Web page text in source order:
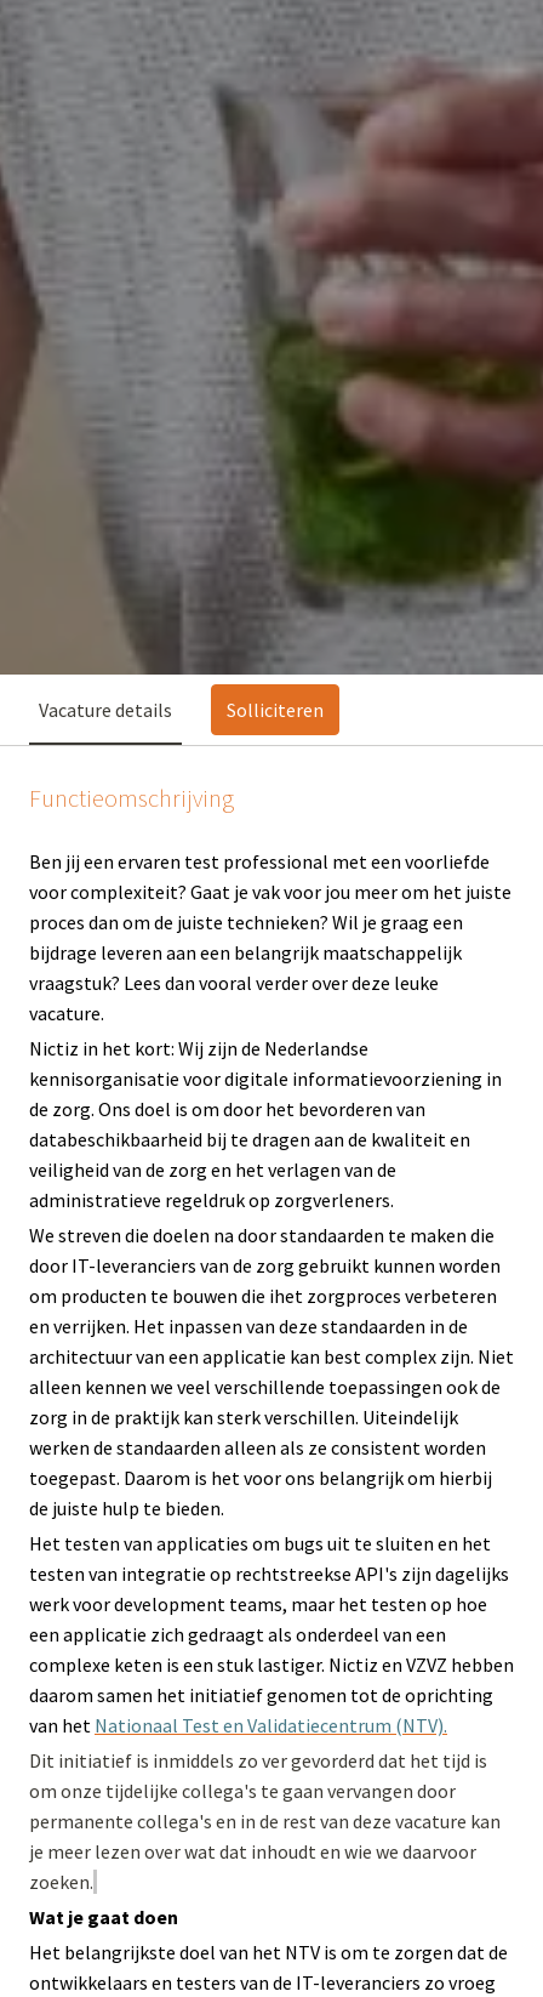
Vacature details Solliciteren
Functieomschrijving
Ben jij een ervaren test professional met een voorliefde
voor complexiteit? Gaat je vak voor jou meer om het juiste
proces dan om de juiste technieken? Wil je graag een
bijdrage leveren aan een belangrijk maatschappelijk
vraagstuk? Lees dan vooral verder over deze leuke
vacature.
Nictiz in het kort: Wij zijn de Nederlandse
kennisorganisatie voor digitale informatievoorziening in
de zorg. Ons doel is om door het bevorderen van
databeschikbaarheid bij te dragen aan de kwaliteit en
veiligheid van de zorg en het verlagen van de
administratieve regeldruk op zorgverleners.
We streven die doelen na door standaarden te maken die
door IT-leveranciers van de zorg gebruikt kunnen worden
om producten te bouwen die ihet zorgproces verbeteren
en verrijken. Het inpassen van deze standaarden in de
architectuur van een applicatie kan best complex zijn. Niet
alleen kennen we veel verschillende toepassingen ook de
zorg in de praktijk kan sterk verschillen. Uiteindelijk
werken de standaarden alleen als ze consistent worden
toegepast. Daarom is het voor ons belangrijk om hierbij
de juiste hulp te bieden.
Het testen van applicaties om bugs uit te sluiten en het
testen van integratie op rechtstreekse API's zijn dagelijks
werk voor development teams, maar het testen op hoe
een applicatie zich gedraagt als onderdeel van een
complexe keten is een stuk lastiger. Nictiz en VZVZ hebben
daarom samen het initiatief genomen tot de oprichting
van het Nationaal Test en Validatiecentrum (NTV).
Dit initiatief is inmiddels zo ver gevorderd dat het tijd is
om onze tijdelijke collega's te gaan vervangen door
permanente collega's en in de rest van deze vacature kan
je meer lezen over wat dat inhoudt en wie we daarvoor
zoeken.
Wat je gaat doen
Het belangrijkste doel van het NTV is om te zorgen dat de
ontwikkelaars en testers van de IT-leveranciers zo vroeg